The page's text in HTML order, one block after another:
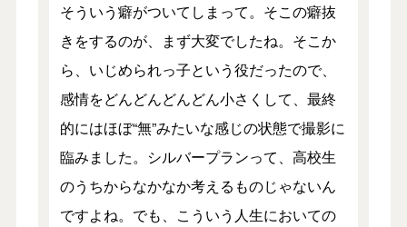
そういう癖がついてしまって。そこの癖抜
きをするのが、まず大変でしたね。そこか
ら、いじめられっ子という役だったので、
感情をどんどんどんどん小さくして、最終
的にはほぼ“無”みたいな感じの状態で撮影に
臨みました。シルバープランって、高校生
のうちからなかなか考えるものじゃないん
ですよね。でも、こういう人生においての